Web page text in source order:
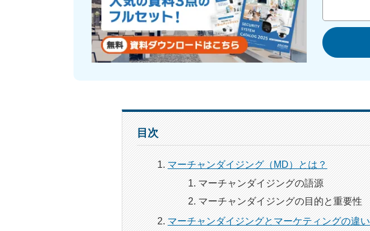
目次
マーチャンダイジング（MD）とは？
マーチャンダイジングの語源
マーチャンダイジングの目的と重要性
マーチャンダイジングとマーケティングの違い